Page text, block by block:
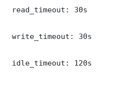
read_timeout: 30s
write_timeout: 30s
idle_timeout: 120s